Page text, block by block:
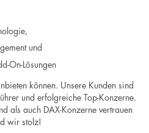
und
On-Lösungen
können. Unsere Kunden sind
und erfolgreiche Top-Konzerne.
als auch DAX-Konzerne vertrauen
wir stolz!